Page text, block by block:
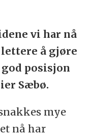
vi har nå
å gjøre
posisjon
Sæbø.
mye
nå har